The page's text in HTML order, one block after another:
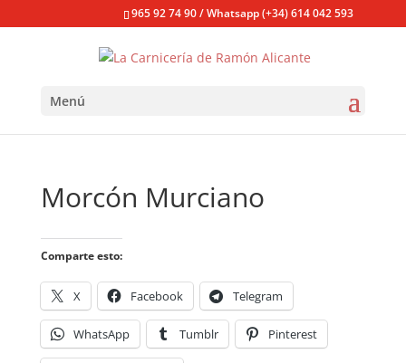
965 92 74 90 / Whatsapp (+34) 614 042 593
Menú
Morcón Murciano
Comparte esto:
X Facebook Telegram
WhatsApp Tumblr Pinterest